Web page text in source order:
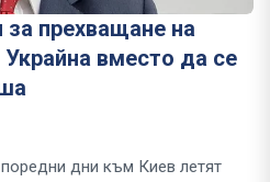
прехващане на
Украйна вместо да се
дни към Киев летят